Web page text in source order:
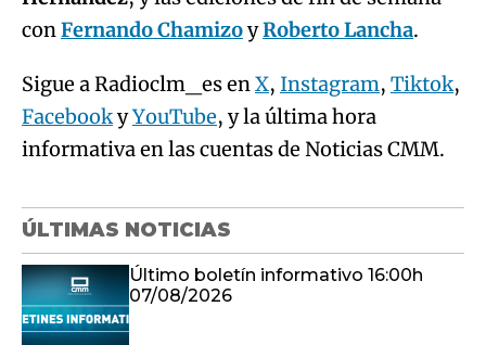
conFernando ChamizoyRoberto Lancha.
Sigue a Radioclm_es enX, Instagram, Tiktok,
FacebookyYouTube, y la última hora
informativa en las cuentas de Noticias CMM.
ÚLTIMAS NOTICIAS
Último boletín informativo 16:00h
07/08/2026